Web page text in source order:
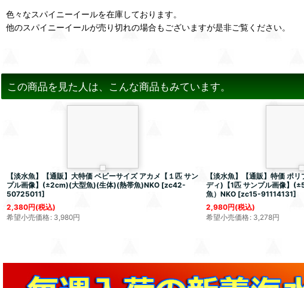
色々なスパイニーイールを在庫しております。
他のスパイニーイールが売り切れの場合もございますが是非ご覧ください。
この商品を見た人は、こんな商品もみています。
【淡水魚】【通販】大特価 ベビーサイズ アカメ【１匹 サン
プル画像】(±2cm)(大型魚)(生体)(熱帯魚)NKO [zc42-
50725011]
2,380円(税込)
希望小売価格: 3,980円
【淡水魚】【通販】特価 ポ
ディ)【1匹 サンプル画像】
魚）NKO [zc15-91114131]
2,980円(税込)
希望小売価格: 3,278円